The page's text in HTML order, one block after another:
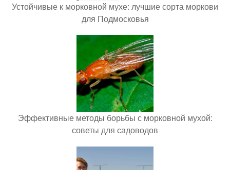
Устойчивые к морковной мухе: лучшие сорта моркови
для Подмосковья
Эффективные методы борьбы с морковной мухой:
советы для садоводов